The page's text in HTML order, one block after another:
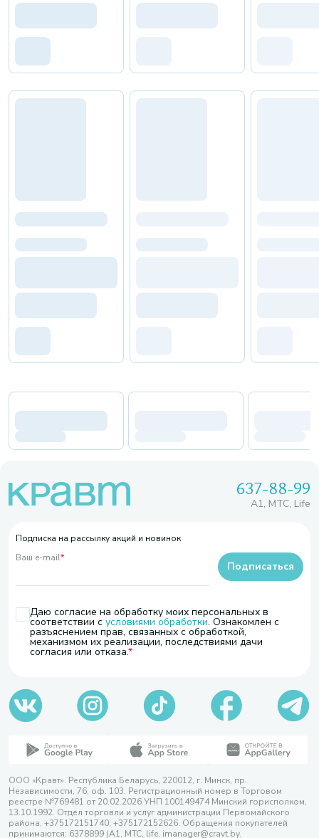
637-88-99
A1, МТС, Life
Подписка на рассылку акций и новинок
Ваш e-mail*
Даю согласие на обработку моих персональных в
соответствии с условиями обработки. Ознакомлен с
разъяснением прав, связанных с обработкой,
механизмом их реализации, последствиями дачи
согласия или отказа.
Подписаться
ООО «Кравт». Республика Беларусь, 220012, г. Минск, пр.
Независимости, 76, оф. 103. Регистрационный номер в Торговом
реестре №769481 от 20.02.2026 УНП 100149474 Минский горисполком,
13.10.1992. Отдел торговли и услуг администрации Первомайского
района, +375172151740; +375172152626. Обращения покупателей
принимаются: 6378899 (А1, МТС, life, imanager@cravt.by.